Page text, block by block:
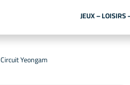
JEUX – LOISIRS
Circuit Yeongam